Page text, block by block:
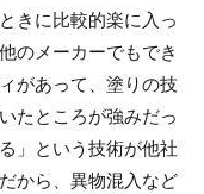
きに比較的楽に入っ
のメーカーでもでき
があって、塗りの技
たところが強みだっ
」という技術が他社
から、異物混入など